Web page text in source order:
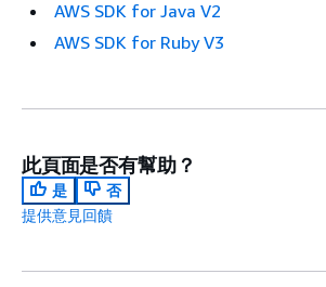
AWS SDK for Java V2
AWS SDK for Ruby V3
此頁面是否有幫助？
是
否
提供意見回饋